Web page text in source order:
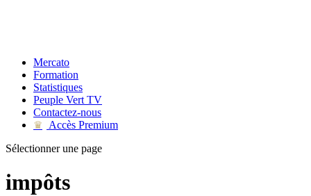
Mercato
Formation
Statistiques
Peuple Vert TV
Contactez-nous
♛
Accès Premium
Sélectionner une page
impôts